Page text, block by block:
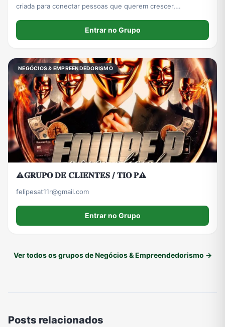
criada para conectar pessoas que querem crescer,
Entrar no Grupo
NEGÓCIOS & EMPREENDEDORISMO
⚠️𝐆𝐑𝐔𝐏𝐎 𝐃𝐄 𝐂𝐋𝐈𝐄𝐍𝐓𝐄𝐒 / 𝐓𝐈𝐎 𝐏⚠️
felipesat11r@gmail.com
Entrar no Grupo
Ver todos os grupos de Negócios & Empreendedorismo →
Posts relacionados